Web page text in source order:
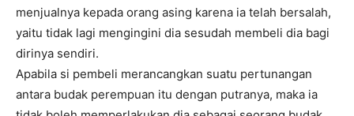
menjualnya kepada orang asing karena ia telah bersalah,
yaitu tidak lagi mengingini dia sesudah membeli dia bagi
dirinya sendiri.
Apabila si pembeli merancangkan suatu pertunangan
antara budak perempuan itu dengan putranya, maka ia